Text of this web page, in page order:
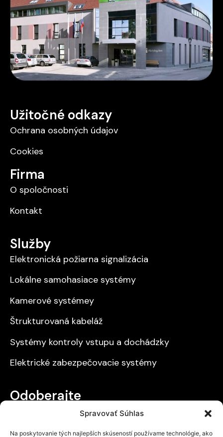
Spravovať Súhlas
Na poskytovanie tých najlepších skúseností používame technológie, ako
Užitočné odkazy
Ochrana osobných údajov
Cookies
Firma
O spoločnosti
Kontakt
Služby
Elektronická požiarna signalizácia
Lokálne samohasiace systémy
Kamerové systémey
Štrukturovaná kabeláž
Systémy kontroly vstupu a dochádzky
Elektrické zabezpečovacie systémy
Odoberajte
Získajte prehľad o našich zľavách a novinkách.